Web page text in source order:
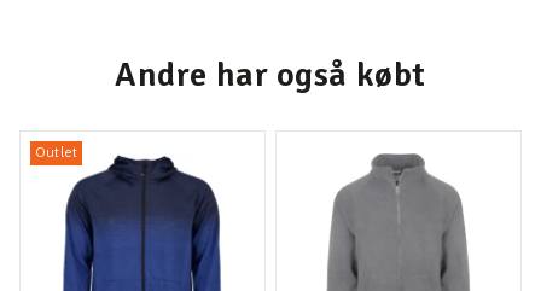
Andre har også købt
Outlet